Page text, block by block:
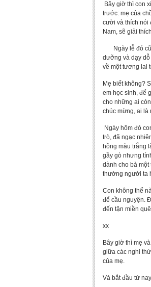
Bây giờ thì con
trước: mẹ của
cười và thích nói
Nam, sẽ giải
Ngày lễ đó
dưỡng và dạy
về một tương lai
Mẹ biết không?
em học sinh, để
cho những ai
chúc mừng, ai là
Ngày hôm đó
trò, đã ngạc
hồng màu trắng
gầy gò nhưng
dành cho bà
thường người ta
Con không thể
để cầu nguyện.
đến tận miền
xx
Bây giờ thì mẹ
giữa các nghi
của mẹ.
Và bắt đầu từ